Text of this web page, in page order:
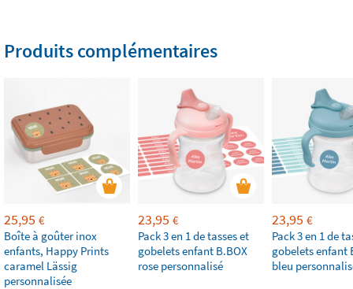
Produits complémentaires
25,95 €
Boîte à goûter inox
enfants, Happy Prints
caramel Lässig
personnalisée
23,95 €
Pack 3 en 1 de tasses et
gobelets enfant B.BOX
rose personnalisé
23,95 €
Pack 3 en 1 de
gobelets enfant
bleu